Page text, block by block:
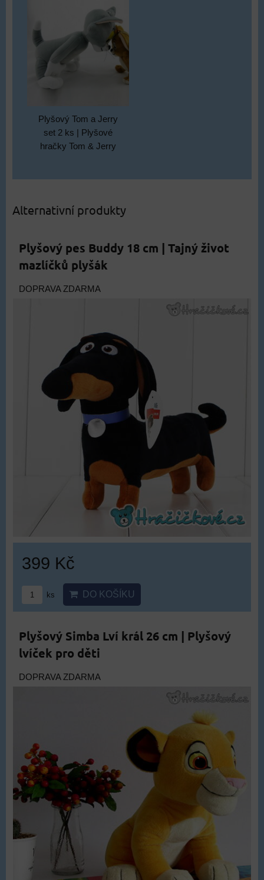
Plyšový Tom a Jerry
set 2 ks | Plyšové
hračky Tom & Jerry
Alternativní produkty
Plyšový pes Buddy 18 cm | Tajný život
mazlíčků plyšák
DOPRAVA ZDARMA
399 Kč
ks DO KOŠÍKU
Plyšový Simba Lví král 26 cm | Plyšový
lvíček pro děti
DOPRAVA ZDARMA